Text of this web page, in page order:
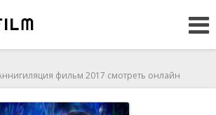
фильм 2017 смотреть онлайн